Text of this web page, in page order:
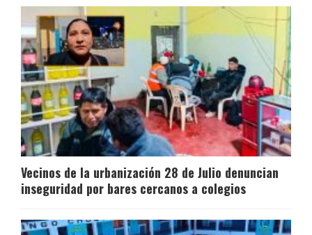
Vecinos de la urbanización 28 de Julio denuncian
inseguridad por bares cercanos a colegios